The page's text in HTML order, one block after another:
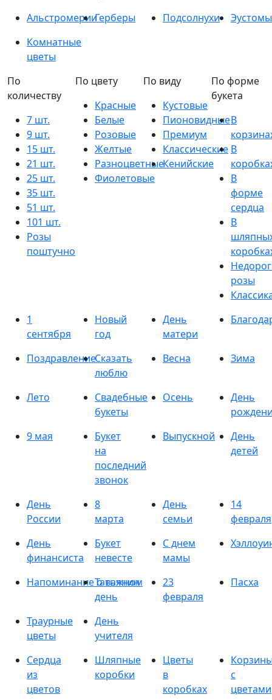
АльстромерииГерберы Подсолнухи
Эустомы
Комнатные
цветы
По
количеству
7 шт.
9 шт.
15 шт.
21 шт.
25 шт.
35 шт.
51 шт.
101 шт.
Розы
поштучно
По цвету
Красные
Белые
Розовые
Желтые
Разноцветные
Фиолетовые
По виду
Кустовые
Пионовидные
Премиум
Классические
Кенийские
По форме
букета
В
В
В
форме
сердца
В
розы
1
сентября
Новый
год
День
матери
ПоздравлениеСказать
люблю
Весна Зима
Лето
Свадебные
букеты
Осень
День
9 мая
Букет
на
последний
звонок
Выпускной
День
детей
День
России
8
марта
День
семьи
14
февраля
День
финансиста
Букет
невесте
С днем
мамы
Напоминание о важном
Татьянин
день
23
февраля
Пасха
Траурные
цветы
День
учителя
Сердца
из
цветов
Шляпные
коробки
Цветы
в
коробках
с
цветами